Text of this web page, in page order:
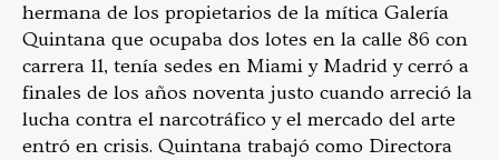
hermana de los propietarios de la mítica Galería
Quintana que ocupaba dos lotes en la calle 86 con
carrera 11, tenía sedes en Miami y Madrid y cerró a
finales de los años noventa justo cuando arreció la
lucha contra el narcotráfico y el mercado del arte
entró en crisis. Quintana trabajó como Directora